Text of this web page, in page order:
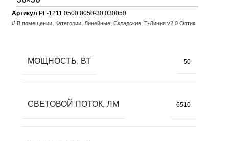
Артикул PL-1211.0500.0050-30.030050
# В помещении, Категории, Линейные, Складские, Т-Линия v2.0 Оптик
МОЩНОСТЬ, ВТ 50
СВЕТОВОЙ ПОТОК, ЛМ 6510